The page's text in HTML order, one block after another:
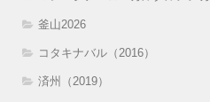
釜山2026
コタキナバル（2016）
済州（2019）